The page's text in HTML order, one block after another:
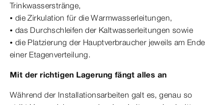
Trinkwasserstränge,
• die Zirkulation für die Warmwasserleitungen,
• das Durchschleifen der Kaltwasserleitungen sowie
• die Platzierung der Hauptverbraucher jeweils am Ende
einer Etagenverteilung.
Mit der richtigen Lagerung fängt alles an
Während der Installationsarbeiten galt es, genau so